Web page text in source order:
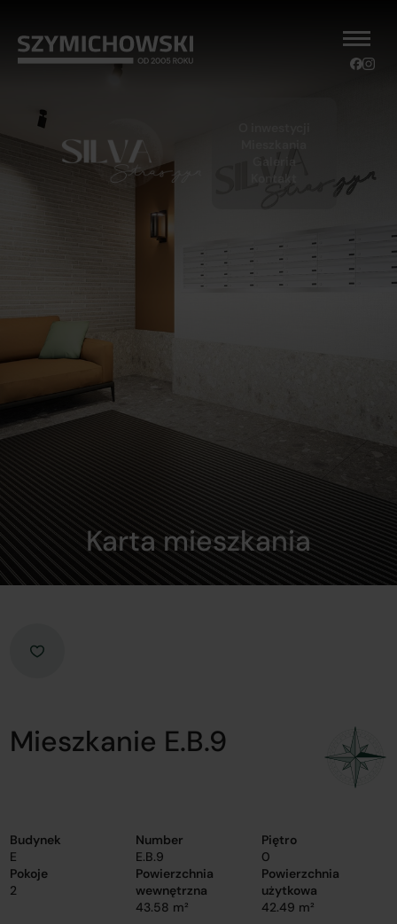
Galeria
Kontakt
Karta mieszkania
Mieszkanie E.B.9
Budynek
E
Number
E.B.9
Piętro
0
Pokoje
2
Powierzchnia
wewnętrzna
43.58 m²
Powierzchnia
użytkowa
42.49 m²